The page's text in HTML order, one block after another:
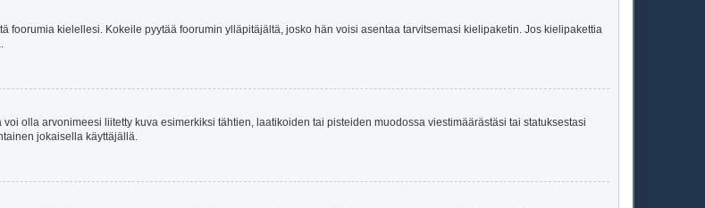
kielellesi. Kokeile pyytää foorumin ylläpitäjältä, josko hän voisi asentaa tarvitsemasi kielipaketin. Jos kielipakettia
olla arvonimeesi liitetty kuva esimerkiksi tähtien, laatikoiden tai pisteiden muodossa viestimäärästäsi tai statuksestasi
jokaisella käyttäjällä.